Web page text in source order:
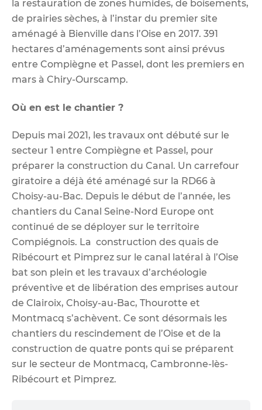
la restauration de zones humides, de boisements,
de prairies sèches, à l’instar du premier site
aménagé à Bienville dans l’Oise en 2017. 391
hectares d’aménagements sont ainsi prévus
entre Compiègne et Passel, dont les premiers en
mars à Chiry-Ourscamp.
Où en est le chantier ?
Depuis mai 2021, les travaux ont débuté sur le
secteur 1 entre Compiègne et Passel, pour
préparer la construction du Canal. Un carrefour
giratoire a déjà été aménagé sur la RD66 à
Choisy-au-Bac. Depuis le début de l’année, les
chantiers du Canal Seine-Nord Europe ont
continué de se déployer sur le territoire
Compiégnois. La construction des quais de
Ribécourt et Pimprez sur le canal latéral à l’Oise
bat son plein et les travaux d’archéologie
préventive et de libération des emprises autour
de Clairoix, Choisy-au-Bac, Thourotte et
Montmacq s’achèvent. Ce sont désormais les
chantiers du rescindement de l’Oise et de la
construction de quatre ponts qui se préparent
sur le secteur de Montmacq, Cambronne-lès-
Ribécourt et Pimprez.